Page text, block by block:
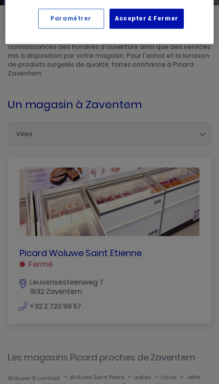
Picard, créateur de saveurs et commerçant de proximité, vous
connaissances des horaires d'ouverture ainsi que des services
mis à disposition par votre magasin. Pour l'achat et la livraison
de produits surgelés de qualité, faites confiance à Picard
Zaventem
Un magasin à Zaventem
Villes
PICARD
WOLUWE
ETIENNE
Zaventem
Picard Woluwe Saint Etienne
Fermé
Leuvensesteenweg 7
1932 Zaventem
+32 2 720 99 57
Les magasins Picard proches de Zaventem
Woluwe St Lambert - Woluwe Saint Pierre - Ixelles - Uccle - Jette
Accepter & Fermer
Paramétrer